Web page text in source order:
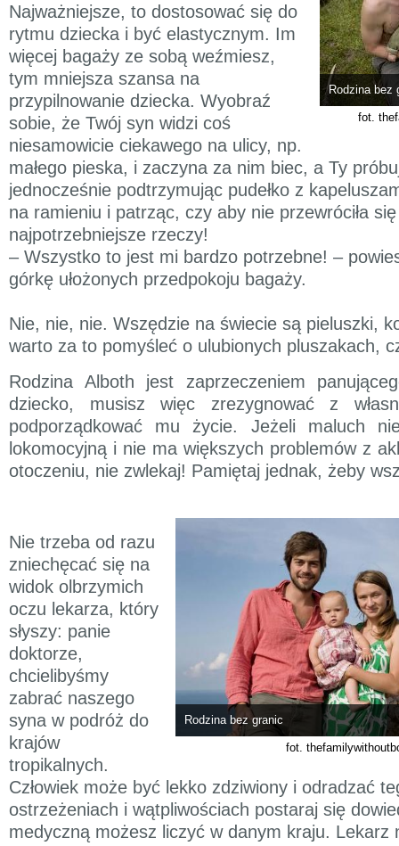
Rodzina bez
fot.
Najważniejsze, to dostosować się do
rytmu dziecka i być elastycznym. Im
więcej bagaży ze sobą weźmiesz,
tym mniejsza szansa na
przypilnowanie dziecka. Wyobraź
sobie, że Twój syn widzi coś
niesamowicie ciekawego na ulicy, np.
małego pieska, i zaczyna za nim biec, a Ty
jednocześnie podtrzymując pudełko z
na ramieniu i patrząc, czy aby nie przewróciła
najpotrzebniejsze rzeczy!
– Wszystko to jest mi bardzo potrzebne! –
górkę ułożonych przedpokoju bagaży.
Nie, nie, nie. Wszędzie na świecie są pieluszki,
warto za to pomyśleć o ulubionych pluszakach,
Rodzina Alboth jest zaprzeczeniem
dziecko, musisz więc zrezygnować z
podporządkować mu życie. Jeżeli maluch
lokomocyjną i nie ma większych problemów z
otoczeniu, nie zwlekaj! Pamiętaj jednak, żeby
Rodzina bez granic
fot.
Nie trzeba od razu
zniechęcać się na
widok olbrzymich
oczu lekarza, który
słyszy: panie
doktorze,
chcielibyśmy
zabrać naszego
syna w podróż do
krajów
tropikalnych.
Człowiek może być lekko zdziwiony i odradzać
ostrzeżeniach i wątpliwościach postaraj się
medyczną możesz liczyć w danym kraju. Lekarz